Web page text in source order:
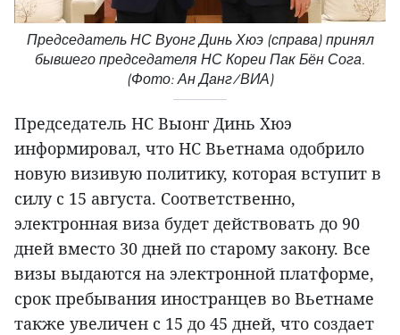
Председатель НС Вуонг Динь Хюэ (справа) принял
бывшего председателя НС Кореи Пак Бён Сога.
(Фото: Ан Данг/ВИА)
Председатель НС Выонг Динь Хюэ
информировал, что НС Вьетнама одобрило
новую визивую политику, которая вступит в
силу с 15 августа. Соответственно,
электронная виза будет действовать до 90
дней вместо 30 дней по старому закону. Все
визы выдаются на электронной платформе,
срок пребывания иностранцев во Вьетнаме
также увеличен с 15 до 45 дней, что создает